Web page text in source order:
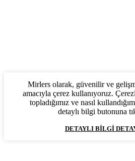
Mirlers olarak, güvenilir ve
amacıyla çerez kullanıyoruz.
topladığımız ve nasıl
detaylı bilgi butonuna
DETAYLI BILGI